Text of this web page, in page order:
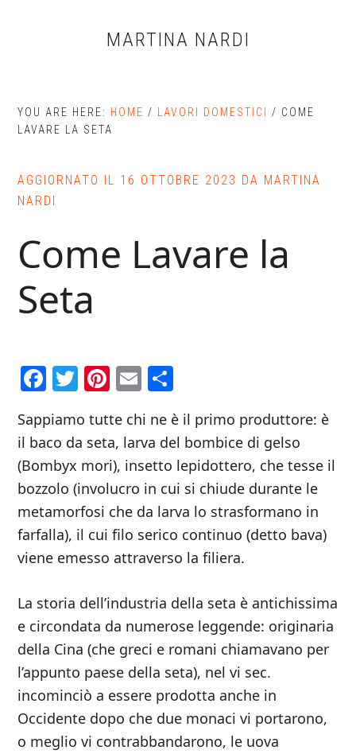
MARTINA NARDI
YOU ARE HERE: HOME / LAVORI DOMESTICI / COME
LAVARE LA SETA
AGGIORNATO IL 16 OTTOBRE 2023 DA MARTINA
NARDI
Come Lavare la
Seta
Facebook
TwitterPinterest
Email
Sappiamo tutte chi ne è il primo produttore: è
il baco da seta, larva del bombice di gelso
(Bombyx mori), insetto lepidottero, che tesse il
bozzolo (involucro in cui si chiude durante le
metamorfosi che da larva lo strasformano in
farfalla), il cui filo serico continuo (detto bava)
viene emesso attraverso la filiera.
La storia dell’industria della seta è antichissima
e circondata da numerose leggende: originaria
della Cina (che greci e romani chiamavano per
l’appunto paese della seta), nel vi sec.
incominciò a essere prodotta anche in
Occidente dopo che due monaci vi portarono,
o meglio vi contrabbandarono, le uova